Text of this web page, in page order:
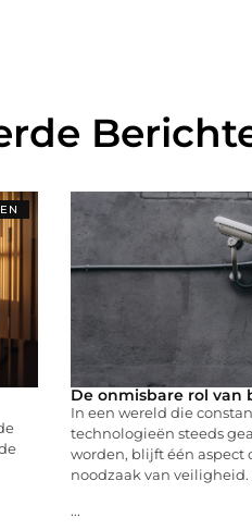
De onmisbare rol van
In een wereld die
technologieën steeds
worden, blijft één aspect
noodzaak van
...